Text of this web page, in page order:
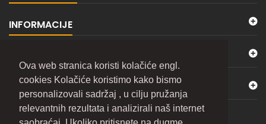
Ova web stranica koristi kolačiće engl.
cookies Kolačiće koristimo kako bismo
personalizovali sadržaj , u cilju pružanja
relevantnih rezultata i analizirali naš internet
INFORMACIJE
KONTAKTIRAJTE NAS
BILTEN